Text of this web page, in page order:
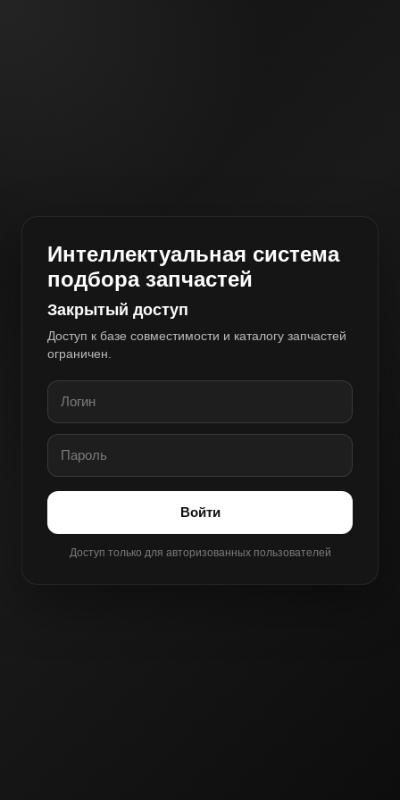
Интеллектуальная система
подбора запчастей
Закрытый доступ
Доступ к базе совместимости и каталогу запчастей
ограничен.
Войти
Доступ только для авторизованных пользователей